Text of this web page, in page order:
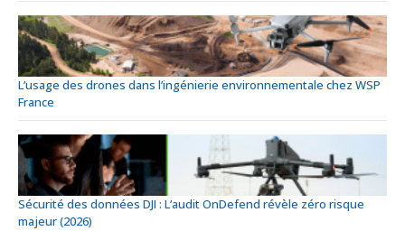
L’usage des drones dans l’ingénierie environnementale chez WSP
France
Sécurité des données DJI : L’audit OnDefend révèle zéro risque
majeur (2026)